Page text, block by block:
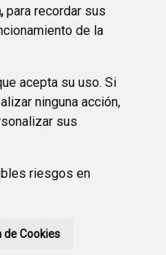
para recordar sus
de la
acepta su uso. Si
ninguna acción,
sus
riesgos en
de Cookies
LOCAL